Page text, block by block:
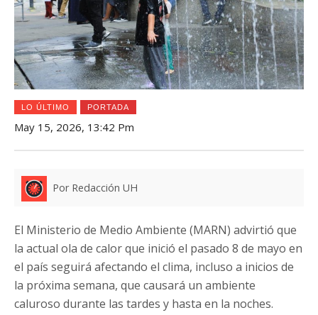
LO ÚLTIMO PORTADA
May 15, 2026, 13:42 Pm
Por Redacción UH
El Ministerio de Medio Ambiente (MARN) advirtió que
la actual ola de calor que inició el pasado 8 de mayo en
el país seguirá afectando el clima, incluso a inicios de
la próxima semana, que causará un ambiente
caluroso durante las tardes y hasta en la noches.